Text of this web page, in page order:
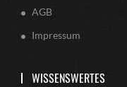
AGB
Impressum
WISSENSWERTES